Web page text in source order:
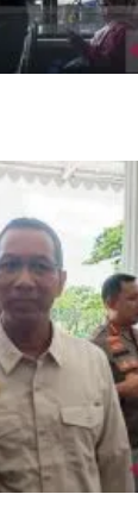
operasional
gelar